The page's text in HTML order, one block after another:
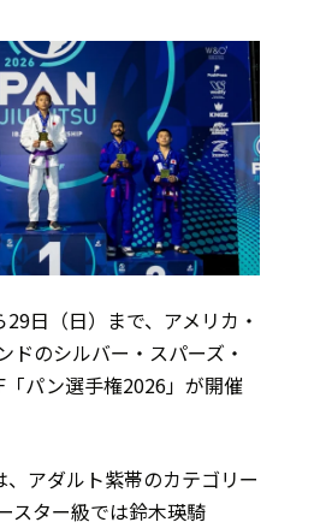
日（日）まで、アメリカ・
ドのシルバー・スパーズ・
パン選手権2026」が開催
アダルト紫帯のカテゴリー
スター級では鈴木瑛騎